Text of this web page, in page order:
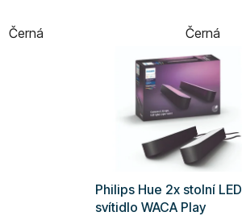
hvězdiček.
Černá
hvězdiček.
Černá
Philips Hue 2x stolní LED
svítidlo WACA Play